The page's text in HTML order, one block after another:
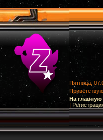
Пятница,
На главную
|